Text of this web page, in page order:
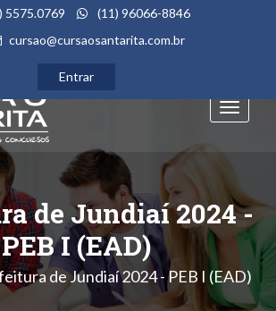
5575.0769
(11) 96066-8846
cursao@cursaosantarita.com.br
Entrar
Toggle
de Jundiaí 2024 -
PEB I (EAD)
de Jundiaí 2024 - PEB I (EAD)